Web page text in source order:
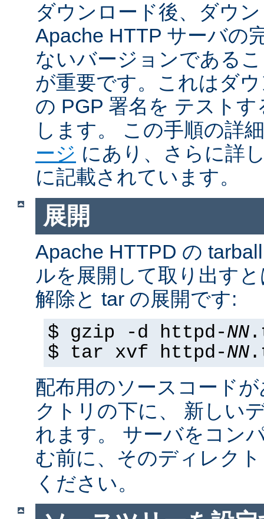
ダウンロード後、ダウ
Apache HTTP サーバの
ないバージョンである
が重要です。これはダ
の PGP 署名を テスト
します。 この手順の詳
ージ にあり、さらに詳
に記載されています。
展開
Apache HTTPD の
ルを展開して取り出す
解除と tar の展開です:
$ gzip -d httpd-NN
$ tar xvf httpd-NN
配布用のソースコード
クトリの下に、 新しい
れます。 サーバをコン
む前に、そのディレク
ください。